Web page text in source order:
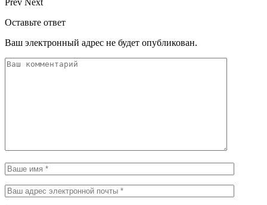
Prev Next
Оставьте ответ
Ваш электронный адрес не будет опубликован.